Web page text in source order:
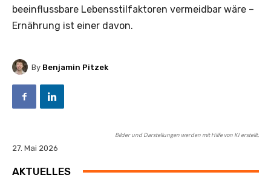
beeinflussbare Lebensstilfaktoren vermeidbar wäre –
Ernährung ist einer davon.
By Benjamin Pitzek
Bilder und Darstellungen werden mit Hilfe von KI erstellt.
27. Mai 2026
AKTUELLES